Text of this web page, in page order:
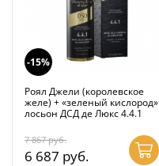
-15%
Роял Джели (королевское
желе) + «зеленый кислород»
лосьон ДСД де Люкс 4.4.1
7 867руб.
6 687 руб.